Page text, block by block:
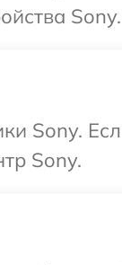
Sony.
Sony.
Sony.